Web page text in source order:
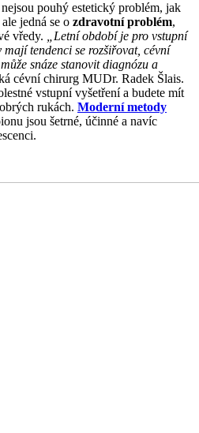
pouhý estetický problém, jak
jedná se o zdravotní problém,
vředy. „Letní období je pro vstupní
tendenci se rozšiřovat, cévní
snáze stanovit diagnózu a
cévní chirurg MUDr. Radek Šlais.
vstupní vyšetření a budete mít
rukách. Moderní metody
jsou šetrné, účinné a navíc